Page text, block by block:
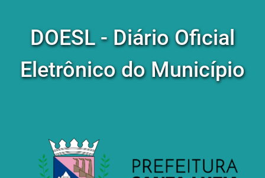
DOESL - Diário Oficial
Eletrônico do Município